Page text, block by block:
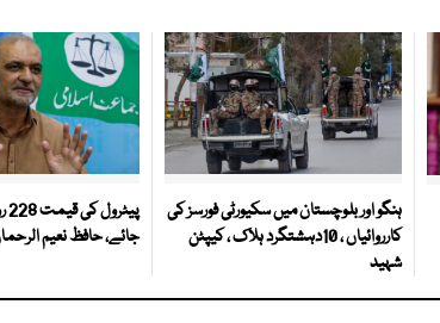
ہنگو اور بلوچستان میں سکیورٹی فورسز کی
کارروائیاں ، 10دہشتگرد ہلاک ، کیپٹن
شہید
جائے، حافظ نعیم